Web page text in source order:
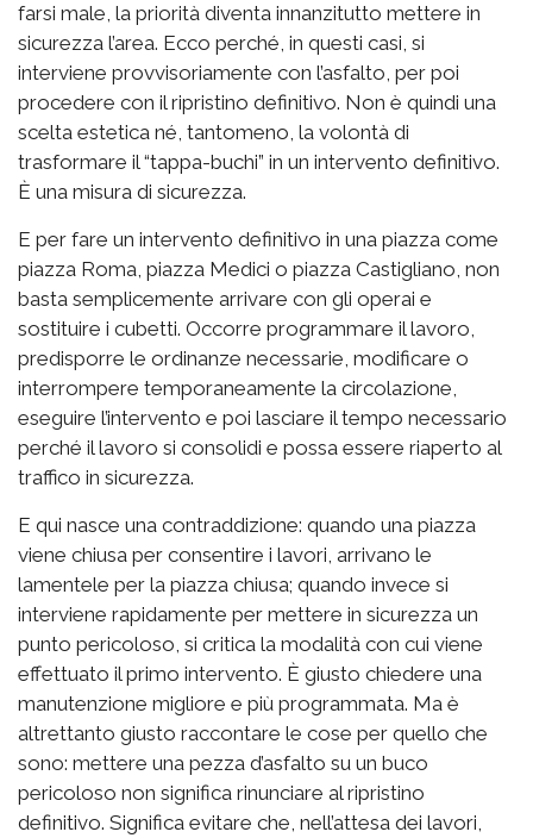
farsi male, la priorità diventa innanzitutto mettere in
sicurezza l’area. Ecco perché, in questi casi, si
interviene provvisoriamente con l’asfalto, per poi
procedere con il ripristino definitivo. Non è quindi una
scelta estetica né, tantomeno, la volontà di
trasformare il “tappa-buchi” in un intervento definitivo.
È una misura di sicurezza.
E per fare un intervento definitivo in una piazza come
piazza Roma, piazza Medici o piazza Castigliano, non
basta semplicemente arrivare con gli operai e
sostituire i cubetti. Occorre programmare il lavoro,
predisporre le ordinanze necessarie, modificare o
interrompere temporaneamente la circolazione,
eseguire l’intervento e poi lasciare il tempo necessario
perché il lavoro si consolidi e possa essere riaperto al
traffico in sicurezza.
E qui nasce una contraddizione: quando una piazza
viene chiusa per consentire i lavori, arrivano le
lamentele per la piazza chiusa; quando invece si
interviene rapidamente per mettere in sicurezza un
punto pericoloso, si critica la modalità con cui viene
effettuato il primo intervento. È giusto chiedere una
manutenzione migliore e più programmata. Ma è
altrettanto giusto raccontare le cose per quello che
sono: mettere una pezza d’asfalto su un buco
pericoloso non significa rinunciare al ripristino
definitivo. Significa evitare che, nell’attesa dei lavori,